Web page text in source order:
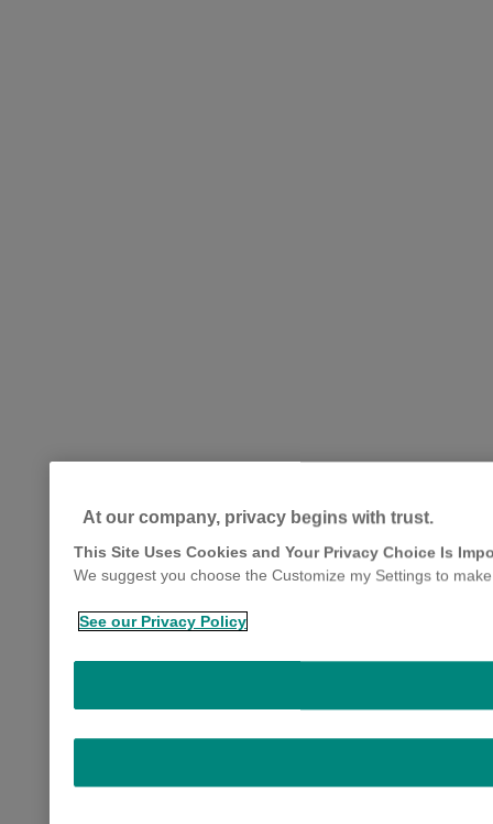
At our company, privacy begins with trust.
This Site Uses Cookies and Your Privacy Choice Is
We suggest you choose the Customize my Settings to
See our Privacy Policy